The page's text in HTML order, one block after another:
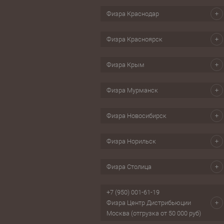
Скандинавская ходьба
Физра Краснодар
Физра Красноярск
Физра Крым
Физра Мурманск
Физра Новосибирск
Физра Норильск
Физра Столица
+7 (950) 001-61-19
Физра Центр Дистрибьюции
Москва (отгрузка от 50 000 руб)